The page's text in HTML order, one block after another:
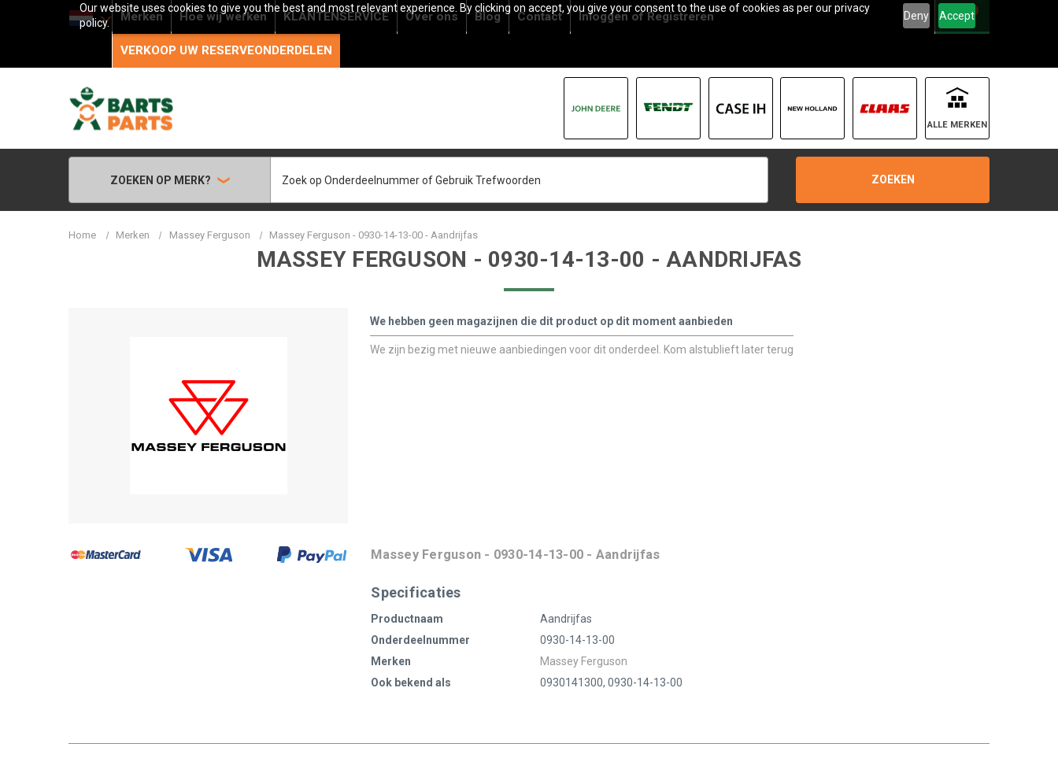
Our website uses cookies to give you the best and most relevant experience. By clicking on accept, you give your consent to the use of cookies as per our privacy
policy.
Deny Accept
Merken Hoe wij werken KLANTENSERVICE Over ons Blog Contact InloggenofRegistreren
VERKOOP UW RESERVEONDERDELEN
0
ALLE MERKEN
ZOEKEN OP MERK?
ZOEKEN
Home Merken Massey Ferguson Massey Ferguson - 0930-14-13-00 - Aandrijfas
MASSEY FERGUSON - 0930-14-13-00 - AANDRIJFAS
We hebben geen magazijnen die dit product op dit moment aanbieden
We zijn bezig met nieuwe aanbiedingen voor dit onderdeel. Kom alstublieft later terug
Massey Ferguson - 0930-14-13-00 - Aandrijfas
Specificaties
Productnaam
Aandrijfas
Onderdeelnummer
0930-14-13-00
Merken
Massey Ferguson
Ook bekend als
0930141300, 0930-14-13-00